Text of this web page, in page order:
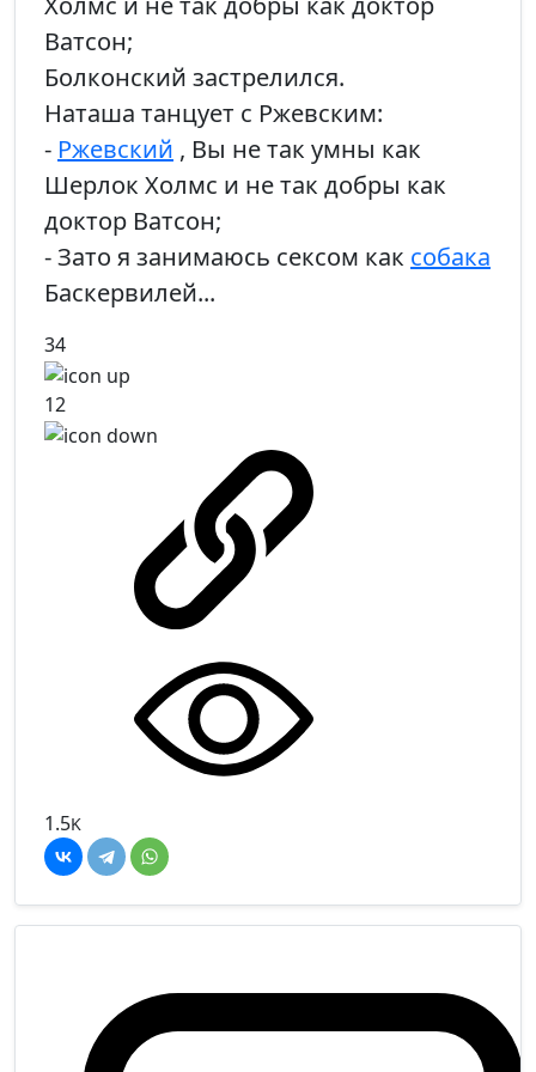
Ватсон;
Болконский застрелился.
Наташа танцует с Ржевским:
- Ржевский , Вы не так умны как
Шерлок Холмс и не так добры как
доктор Ватсон;
- Зато я занимаюсь сексом как собака
Баскервилей...
34
12
1.5K